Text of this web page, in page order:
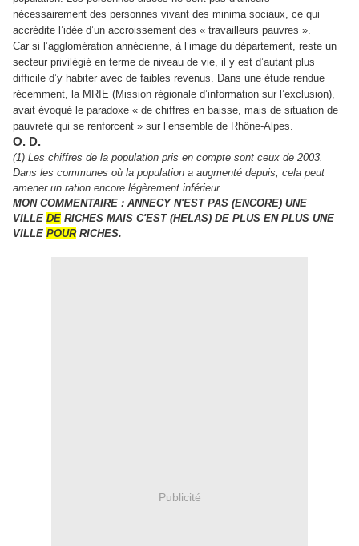
nécessairement des personnes vivant des minima sociaux, ce qui
accrédite l’idée d’un accroissement des « travailleurs pauvres ».
Car si l’agglomération annécienne, à l’image du département, reste un
secteur privilégié en terme de niveau de vie, il y est d’autant plus
difficile d’y habiter avec de faibles revenus. Dans une étude rendue
récemment, la MRIE (Mission régionale d’information sur l’exclusion),
avait évoqué le paradoxe « de chiffres en baisse, mais de situation de
pauvreté qui se renforcent » sur l’ensemble de Rhône-Alpes.
O. D.
(1) Les chiffres de la population pris en compte sont ceux de 2003.
Dans les communes où la population a augmenté depuis, cela peut
amener un ration encore légèrement inférieur.
MON COMMENTAIRE : ANNECY N'EST PAS (ENCORE) UNE
VILLE DE RICHES MAIS C'EST (HELAS) DE PLUS EN PLUS UNE
VILLE POURRICHES.
Publicité